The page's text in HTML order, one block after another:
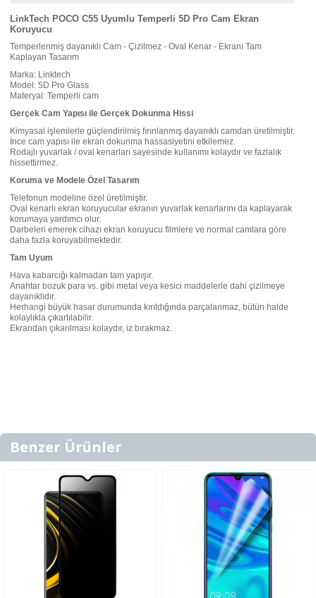
LinkTech POCO C55 Uyumlu Temperli 5D Pro Cam Ekran
Koruyucu
Temperlenmiş dayanıklı Cam - Çizilmez - Oval Kenar - Ekranı Tam
Kaplayan Tasarım
Marka: Linktech
Model: 5D Pro Glass
Materyal: Temperli cam
Gerçek Cam Yapısı ile Gerçek Dokunma Hissi
Kimyasal işlemlerle güçlendirilmiş fırınlanmış dayanıklı camdan üretilmiştir.
İnce cam yapısı ile ekran dokunma hassasiyetini etkilemez.
Rodajlı yuvarlak / oval kenarları sayesinde kullanımı kolaydır ve fazlalık
hissettirmez.
Koruma ve Modele Özel Tasarım
Telefonun modeline özel üretilmiştir.
Oval kenarlı ekran koruyucular ekranın yuvarlak kenarlarını da kaplayarak
korumaya yardımcı olur.
Darbeleri emerek cihazı ekran koruyucu filmlere ve normal camlara göre
daha fazla koruyabilmektedir.
Tam Uyum
Hava kabarcığı kalmadan tam yapışır.
Anahtar bozuk para vs. gibi metal veya kesici maddelerle dahi çizilmeye
dayanıklıdır.
Herhangi büyük hasar durumunda kırıldığında parçalanmaz, bütün halde
kolaylıkla çıkartılabilir.
Ekrandan çıkarılması kolaydır, iz bırakmaz.
Benzer Ürünler